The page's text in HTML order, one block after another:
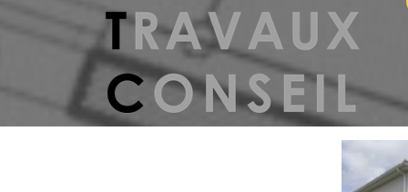
typologies de bâtiments.
de nombreux paramètres définis ensemble :
programme
architectural apprécié, qualité des matériaux de
des artisans proposés, respect des engagements